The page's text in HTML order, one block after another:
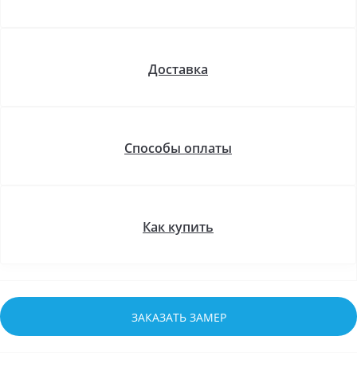
Доставка
Способы оплаты
Как купить
ЗАКАЗАТЬ ЗАМЕР